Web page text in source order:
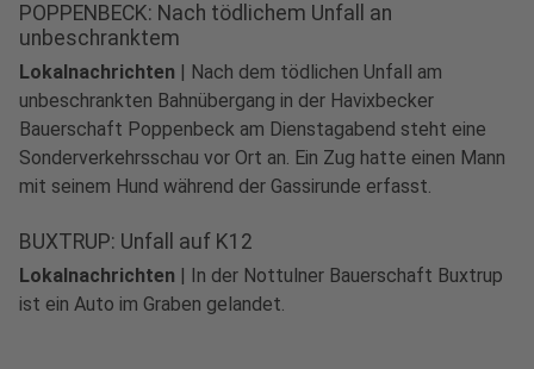
POPPENBECK: Nach tödlichem Unfall an
unbeschranktem
Lokalnachrichten | Nach dem tödlichen Unfall am
unbeschrankten Bahnübergang in der Havixbecker
Bauerschaft Poppenbeck am Dienstagabend steht eine
Sonderverkehrsschau vor Ort an. Ein Zug hatte einen Mann
mit seinem Hund während der Gassirunde erfasst.
BUXTRUP: Unfall auf K12
Lokalnachrichten | In der Nottulner Bauerschaft Buxtrup
ist ein Auto im Graben gelandet.